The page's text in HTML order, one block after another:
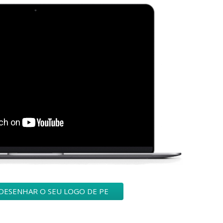
O SEU LOGO DE PE